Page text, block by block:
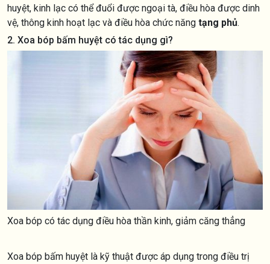
huyệt, kinh lạc có thể đuổi được ngoại tà, điều hòa được dinh
vệ, thông kinh hoạt lạc và điều hòa chức năng tạng phủ.
2. Xoa bóp bấm huyệt có tác dụng gì?
Xoa bóp có tác dụng điều hòa thần kinh, giảm căng thẳng
Xoa bóp bấm huyệt là kỹ thuật được áp dụng trong điều trị